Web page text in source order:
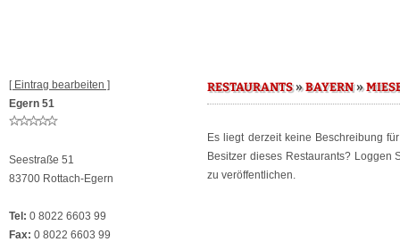
[ Eintrag bearbeiten ]
Egern 51
Seestraße 51
83700 Rottach-Egern
Tel: 0 8022 6603 99
Fax: 0 8022 6603 99
RESTAURANTS»BAYERN»
Es liegt derzeit keine Beschreibung
Besitzer dieses Restaurants? Loggen
zu veröffentlichen.